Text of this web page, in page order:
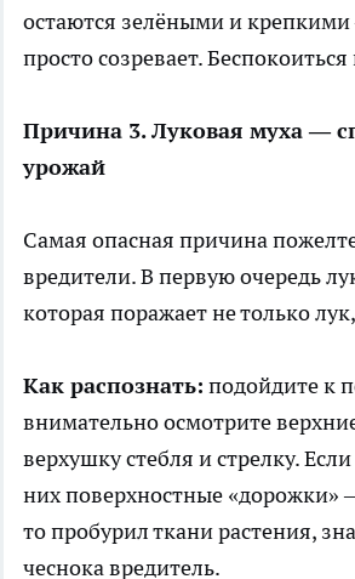
остаются зелёными и
просто созревает.
Причина 3. Луковая муха —
урожай
Самая опасная причина
вредители. В первую очередь
которая поражает не только
Как распознать: подойдите к
внимательно осмотрите
верхушку стебля и стрелку.
них поверхностные «дорожки»
то пробурил ткани растения,
чеснока вредитель.